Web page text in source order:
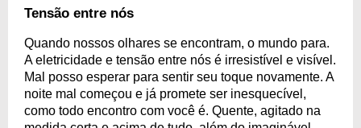
tornem parte da sua rotina e tenha uma vida amorosa e sexual mais feliz!
Tensão entre nós
Quando nossos olhares se encontram, o mundo para.
A eletricidade e tensão entre nós é irresistível e visível.
Mal posso esperar para sentir seu toque novamente. A
noite mal começou e já promete ser inesquecível,
como todo encontro com você é. Quente, agitado na